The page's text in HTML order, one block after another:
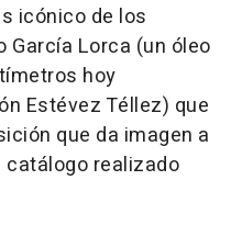
icónico de los
García Lorca (un óleo
hoy
Estévez Téllez) que
que da imagen a
realizado